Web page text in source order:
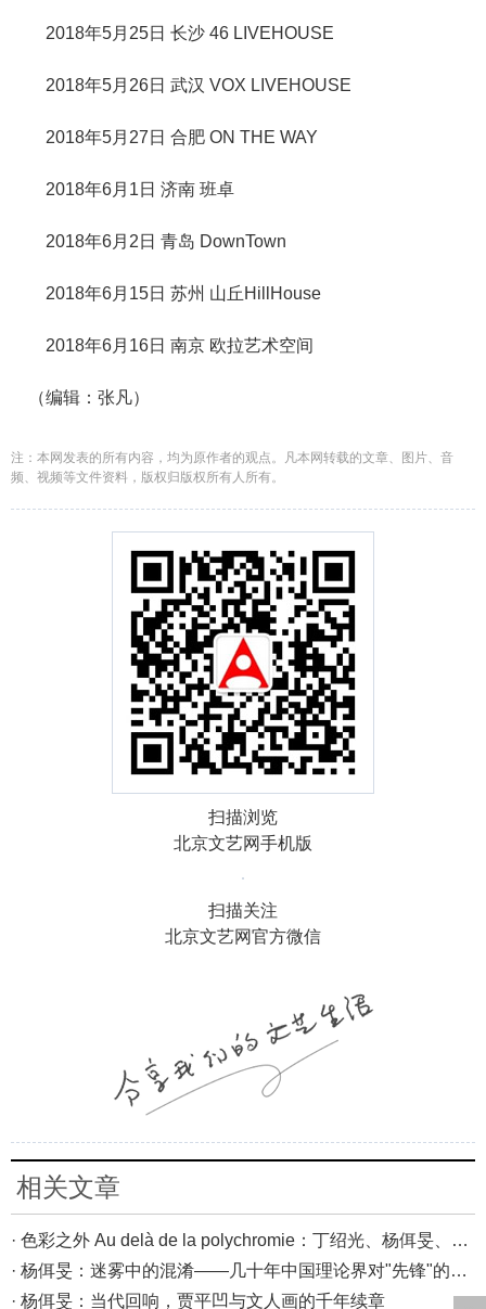
2018年5月25日 长沙 46 LIVEHOUSE
2018年5月26日 武汉 VOX LIVEHOUSE
2018年5月27日 合肥 ON THE WAY
2018年6月1日 济南 班卓
2018年6月2日 青岛 DownTown
2018年6月15日 苏州 山丘HillHouse
2018年6月16日 南京 欧拉艺术空间
（编辑：张凡）
注：本网发表的所有内容，均为原作者的观点。凡本网转载的文章、图片、音
频、视频等文件资料，版权归版权所有人所有。
扫描浏览
北京文艺网手机版
扫描关注
北京文艺网官方微信
相关文章
· 色彩之外 Au delà de la polychromie：丁绍光、杨佴旻、Alain Cardenas·Castro巴黎展
· 杨佴旻：迷雾中的混淆——几十年中国理论界对"先锋"的误读，对创作的误导
· 杨佴旻：当代回响，贾平凹与文人画的千年续章